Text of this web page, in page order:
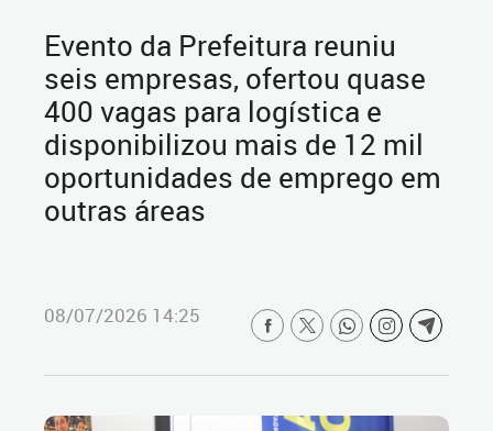
Evento da Prefeitura reuniu
seis empresas, ofertou quase
400 vagas para logística e
disponibilizou mais de 12 mil
oportunidades de emprego em
outras áreas
08/07/2026 14:25